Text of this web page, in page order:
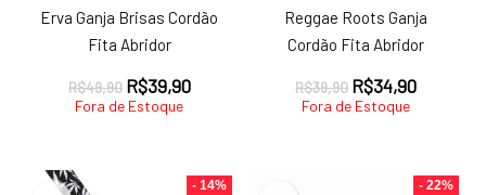
Erva Ganja Brisas Cordão
Fita Abridor
R$49,90 O
preço
R$49,90.
R$39,90O
R$39,90.
Fora de Estoque
Reggae Roots Ganja
Cordão Fita Abridor
R$39,90 O
preço
R$39,90.
R$34,90O
R$34,90.
Fora de Estoque
- 14% - 22%